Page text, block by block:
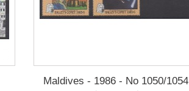
Maldives - 1986 - No 1050/1054